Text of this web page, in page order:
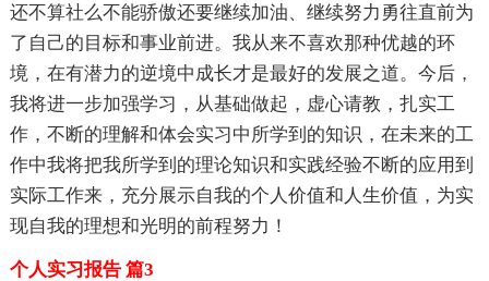
还不算社么不能骄傲还要继续加油、继续努力勇往直前为
了自己的目标和事业前进。我从来不喜欢那种优越的环
境，在有潜力的逆境中成长才是最好的发展之道。今后，
我将进一步加强学习，从基础做起，虚心请教，扎实工
作，不断的理解和体会实习中所学到的知识，在未来的工
作中我将把我所学到的理论知识和实践经验不断的应用到
实际工作来，充分展示自我的个人价值和人生价值，为实
现自我的理想和光明的前程努力！
个人实习报告 篇3